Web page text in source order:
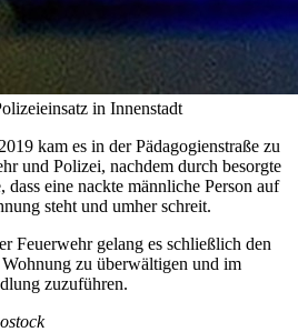
in Innenstadt
kam es in der Pädagogienstraße zu
und Polizei, nachdem durch besorgte
eine nackte männliche Person auf
steht und umher schreit.
Feuerwehr gelang es schließlich den
zu überwältigen und im
zuzuführen.